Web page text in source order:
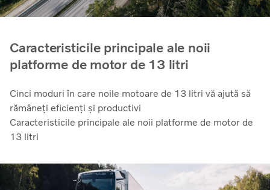
Caracteristicile principale ale noii
platforme de motor de 13 litri
Cinci moduri în care noile motoare de 13 litri vă ajută să
rămâneți eficienți și productivi
Caracteristicile principale ale noii platforme de motor de
13 litri